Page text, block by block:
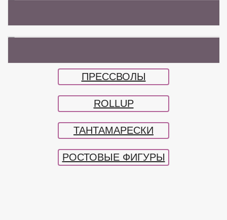
ПРЕССВОЛЫ
ROLLUP
ТАНТАМАРЕСКИ
РОСТОВЫЕ ФИГУРЫ